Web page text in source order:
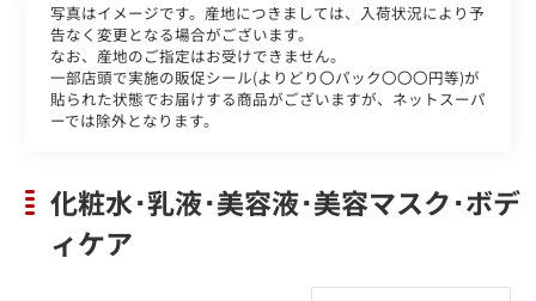
写真はイメージです。産地につきましては、入荷状況により予
告なく変更となる場合がございます。
なお、産地のご指定はお受けできません。
一部店頭で実施の販促シール(よりどり〇パック〇〇〇円等)が
貼られた状態でお届けする商品がございますが、ネットスーパ
ーでは除外となります。
化粧水･乳液･美容液･美容マスク･ボデ
ィケア